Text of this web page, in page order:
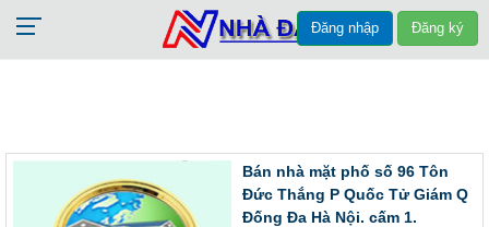
Đăng nhập Đăng ký
Bán nhà mặt phố số 96 Tôn
Đức Thắng P Quốc Tử Giám Q
Đống Đa Hà Nội. cấm 1.